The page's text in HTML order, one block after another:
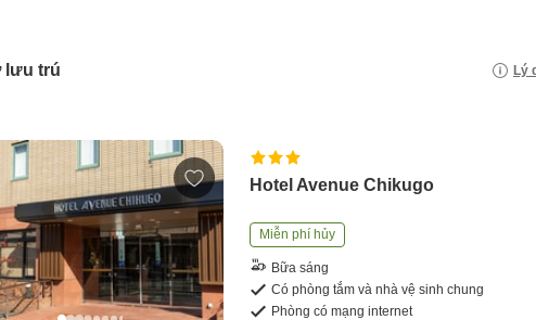
lưu trú Lý
Hotel Avenue Chikugo
Miễn phí hủy
Bữa sáng
Có phòng tắm và nhà vệ sinh chung
Phòng có mạng internet